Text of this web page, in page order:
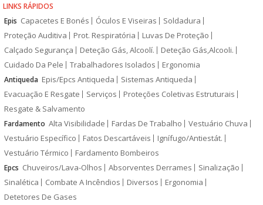
LINKS RÁPIDOS
Epis Capacetes E Bonés Óculos E Viseiras
Soldadura
Proteção Auditiva
Prot. Respiratória
Luvas De Proteção
Calçado Segurança
Deteção Gás, Alcoolí.
Deteção Gás,Alcooli.
Cuidado Da Pele
Trabalhadores Isolados Ergonomia
Antiqueda Epis/Epcs Antiqueda
Sistemas Antiqueda
Evacuação E Resgate
Serviços
Proteções Coletivas Estruturais
Resgate & Salvamento
Fardamento Alta Visibilidade Fardas De Trabalho
Vestuário Chuva
Vestuário Específico
Fatos Descartáveis
Ignífugo/Antiestát.
Vestuário Térmico
Fardamento Bombeiros
Epcs Chuveiros/Lava-Olhos Absorventes Derrames
Sinalização
Sinalética
Combate A Incêndios Diversos
Ergonomia
Detetores De Gases